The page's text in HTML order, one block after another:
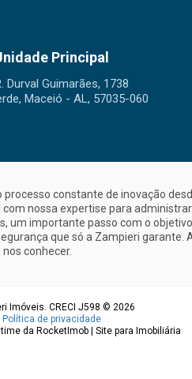
Principal
Durval Guimarães, 1738
Maceió - AL, 57035-060
constante de inovação
nossa expertise para
um importante passo com o
que só a Zampieri garante.
conhecer.
Imóveis. CRECI J598 © 2026
Política de privacidade
da RocketImob | Site para Imobiliária